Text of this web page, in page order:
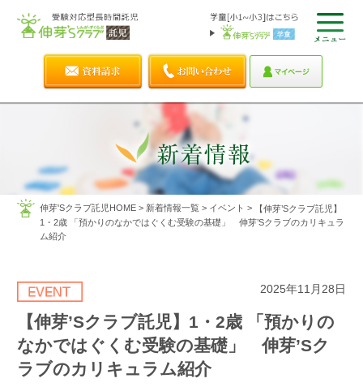
伸芽'Sクラブ託児HOME> 新着情報一覧> イベント >
【伸芽’Sクラブ託児】
1・2歳 「預かりのなかではぐくむ受験の基礎」 伸芽’Sクラブのカリキュラ
ム紹介
2025年11月28日
【伸芽’Sクラブ託児】1・2歳 「預かりの
なかではぐくむ受験の基礎」 伸芽’Sク
ラブのカリキュラム紹介